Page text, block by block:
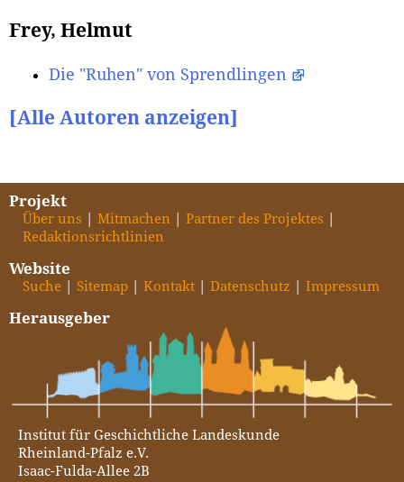
Frey, Helmut
Die "Ruhen" von Sprendlingen
[Alle Autoren anzeigen]
Projekt
Über uns Mitmachen
Partner des Projektes
Redaktionsrichtlinien
Website
Suche Sitemap Kontakt Datenschutz Impressum
Herausgeber
Institut für Geschichtliche Landeskunde
Rheinland-Pfalz e.V.
Isaac-Fulda-Allee 2B